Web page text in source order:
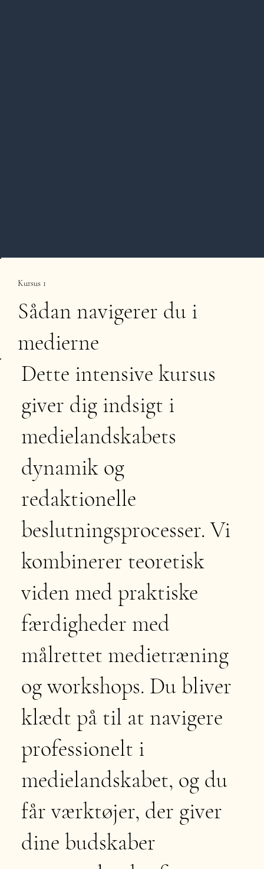
Kursus 1
Sådan navigerer du i
medierne
Dette intensive kursus
giver dig indsigt i
medielandskabets
dynamik og
redaktionelle
beslutningsprocesser. Vi
kombinerer teoretisk
viden med praktiske
færdigheder med
målrettet medietræning
og workshops. Du bliver
klædt på til at navigere
professionelt i
medielandskabet, og du
får værktøjer, der giver
dine budskaber